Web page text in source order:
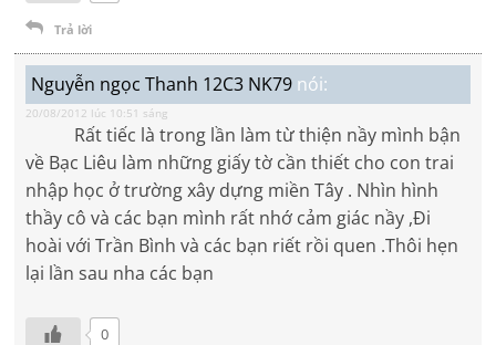
Trả lời
Nguyễn ngọc Thanh 12C3 NK79 nói:
20/08/2012 lúc 10:51 sáng
Rất tiếc là trong lần làm từ thiện nầy mình bận
về Bạc Liêu làm những giấy tờ cần thiết cho con trai
nhập học ở trường xây dựng miền Tây . Nhìn hình
thầy cô và các bạn mình rất nhớ cảm giác nầy ,Đi
hoài với Trần Bình và các bạn riết rồi quen .Thôi hẹn
lại lần sau nha các bạn
0